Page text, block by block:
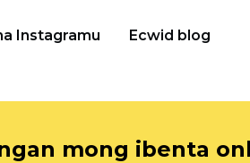
Instagramu Ecwid blog
mong ibenta